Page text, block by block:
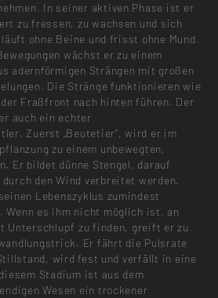
In seiner aktiven Phase ist er
zu fressen, zu wachsen und sich
ohne Beine und frisst ohne Mund.
wächst er zu einem
adernförmigen Strängen mit großen
Die Stränge funktionieren wie
Fraßfront nach hinten führen. Der
auch ein echter
Zuerst „Beutetier“, wird er im
zu einem unbewegten,
Er bildet dünne Stengel, darauf
den Wind verbreitet werden.
Lebenszyklus zumindest
Wenn es ihm nicht möglich ist, an
Unterschlupf zu finden, greift er zu
Er fährt die Pulsrate
wird fest und verfällt in eine
Stadium ist aus dem
Wesen ein trockener